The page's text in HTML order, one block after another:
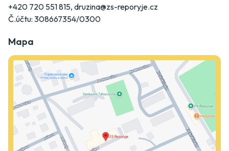
+420 720 551 815, druzina@zs-reporyje.cz
Č.účtu: 308667354/0300
Mapa